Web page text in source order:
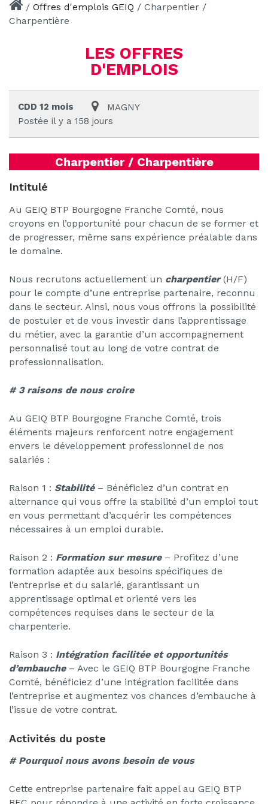
/ Offres d'emplois GEIQ / Charpentier /
Charpentière
LES OFFRES
D'EMPLOIS
CDD 12 mois
MAGNY
Postée il y a 158 jours
Charpentier / Charpentière
Intitulé
Au GEIQ BTP Bourgogne Franche Comté, nous
croyons en l’opportunité pour chacun de se former et
de progresser, même sans expérience préalable dans
le domaine.
Nous recrutons actuellement un charpentier(H/F)
pour le compte d’une entreprise partenaire, reconnu
dans le secteur. Ainsi, nous vous offrons la possibilité
de postuler et de vous investir dans l’apprentissage
du métier, avec la garantie d’un accompagnement
personnalisé tout au long de votre contrat de
professionnalisation.
# 3 raisons de nous croire
Au GEIQ BTP Bourgogne Franche Comté, trois
éléments majeurs renforcent notre engagement
envers le développement professionnel de nos
salariés :
Raison 1 : Stabilité – Bénéficiez d’un contrat en
alternance qui vous offre la stabilité d’un emploi tout
en vous permettant d’acquérir les compétences
nécessaires à un emploi durable.
Raison 2 : Formation sur mesure– Profitez d’une
formation adaptée aux besoins spécifiques de
l’entreprise et du salarié, garantissant un
apprentissage optimal et orienté vers les
compétences requises dans le secteur de la
charpenterie.
Raison 3 : Intégration facilitée et opportunités
d’embauche– Avec le GEIQ BTP Bourgogne Franche
Comté, bénéficiez d’une intégration facilitée dans
l’entreprise et augmentez vos chances d’embauche à
l’issue de votre contrat.
Activités du poste
# Pourquoi nous avons besoin de vous
Cette entreprise partenaire fait appel au GEIQ BTP